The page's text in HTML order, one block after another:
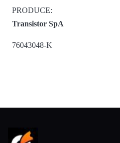
PRODUCE:
Transistor SpA
76043048-K